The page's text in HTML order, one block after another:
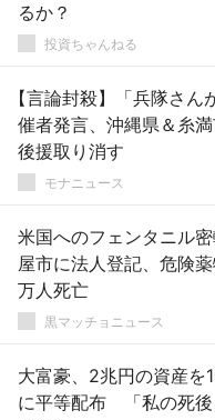
るか？
投資ちゃんねる
【言論封殺】「兵隊さ
催者発言、沖縄県＆糸満
後援取り消す
モナニュース
米国へのフェンタニル
屋市に法人登記、危険
万人死亡
黒マッチョニュース
大富豪、2兆円の資産を
に平等配布 「私の死後